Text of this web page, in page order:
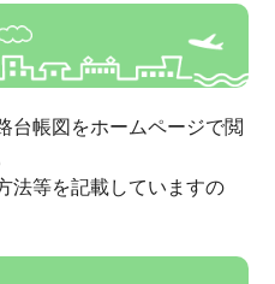
台帳図をホームページで閲
法等を記載していますの